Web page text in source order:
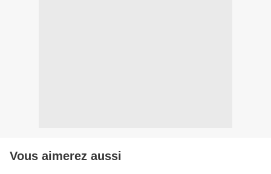
Vous aimerez aussi